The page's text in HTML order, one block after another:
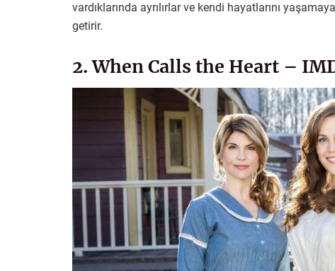
vardıklarında ayrılırlar ve kendi hayatlarını
getirir.
2. When Calls the Heart –